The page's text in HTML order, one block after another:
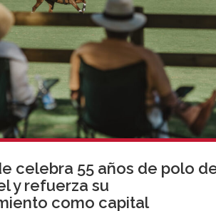
celebra 55 años de polo
y refuerza su
como capital